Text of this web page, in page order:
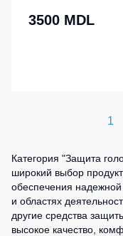
3500 MDL
1
Категория "Защита
широкий выбор
обеспечения
и областях
другие средства
высокое качество,